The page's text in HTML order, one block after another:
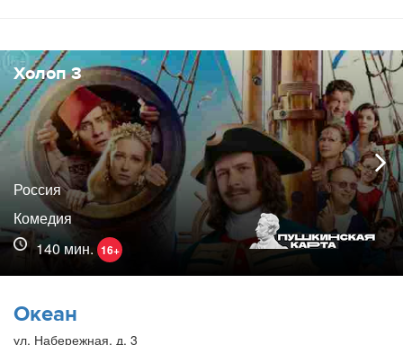
Холоп 3
Россия
Комедия
140 мин. 16+
Океан
ул. Набережная, д. 3